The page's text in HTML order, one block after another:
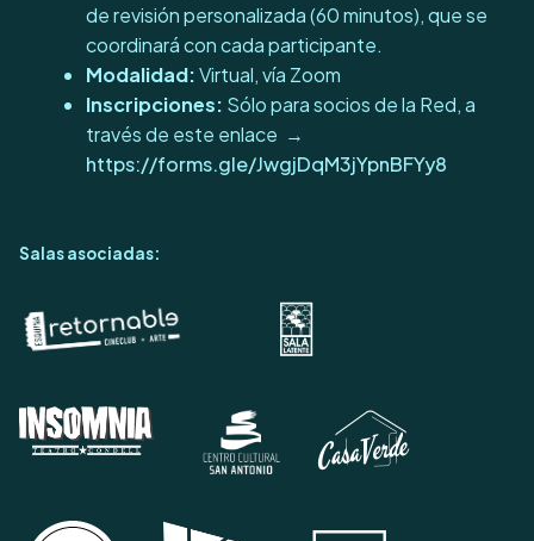
de revisión personalizada (60 minutos), que se
coordinará con cada participante.
Modalidad:Virtual, vía Zoom
Inscripciones: Sólo para socios de la Red, a
través de este enlace →
https://forms.gle/JwgjDqM3jYpnBFYy8
Salas asociadas: